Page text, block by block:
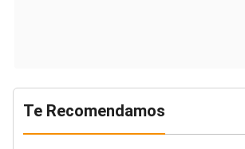
Te Recomendamos